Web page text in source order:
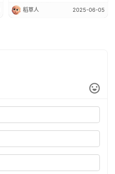
稻草人 2025-06-05